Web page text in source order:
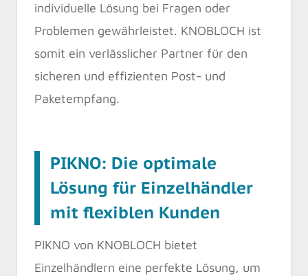
individuelle Lösung bei Fragen oder
Problemen gewährleistet. KNOBLOCH ist
somit ein verlässlicher Partner für den
sicheren und effizienten Post- und
Paketempfang.
PIKNO: Die optimale
Lösung für Einzelhändler
mit flexiblen Kunden
PIKNO von KNOBLOCH bietet
Einzelhändlern eine perfekte Lösung, um